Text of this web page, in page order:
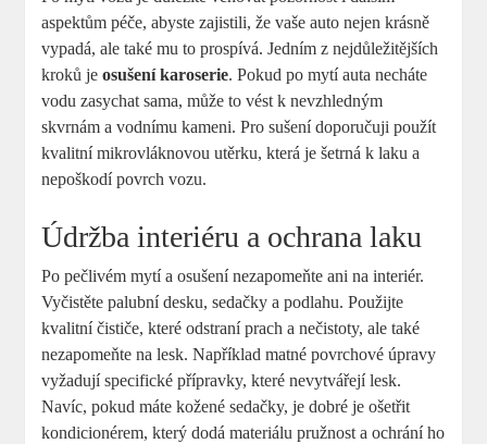
aspektům péče, abyste zajistili, že vaše auto nejen krásně
vypadá, ale také mu to prospívá. Jedním z nejdůležitějších
kroků jeosušení karoserie. Pokud po mytí auta necháte
vodu zasychat sama, může to vést k nevzhledným
skvrnám a vodnímu kameni. Pro sušení doporučuji použít
kvalitní mikrovláknovou utěrku, která je šetrná k laku a
nepoškodí povrch vozu.
Údržba interiéru a ochrana laku
Po pečlivém mytí a osušení nezapomeňte ani na interiér.
Vyčistěte palubní desku, sedačky a podlahu. Použijte
kvalitní čističe, které odstraní prach a nečistoty, ale také
nezapomeňte na lesk. Například matné povrchové úpravy
vyžadují specifické přípravky, které nevytvářejí lesk.
Navíc, pokud máte kožené sedačky, je dobré je ošetřit
kondicionérem, který dodá materiálu pružnost a ochrání ho